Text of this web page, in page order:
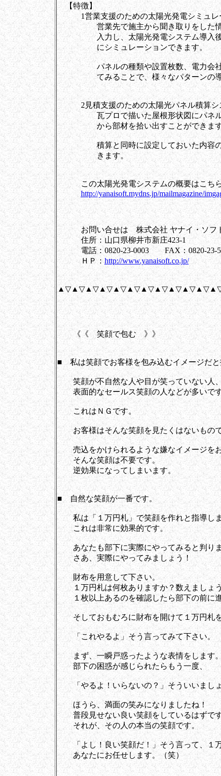
【特徴】
1営業支援のための太陽光発電シミュレ
営業先で施主から聞き取りをした情報
入力し、太陽光発電システム導入後の
にシミュレーションできます。
パネルの種類や設置枚数、電力会社と
てみることで、様々なパターンの導入
2見積支援のための太陽光パネル積算シ
瓦プロで描いた屋根形状図にパネルを
から部材を拾い出すことができま
積算と同時に設定しておいた内容の見
きます。
この太陽光発電システムの概要はこちら
http://yanaisoft.mydns.jp/mailmagazine/
お問い合せは 株式会社 ヤナイ・ソフ
住所：山口県柳井市新庄423-1
電話：0820-23-0003 FAX：0820-23-
ＨＰ：http://www.yanaisoft.co.jp/
《《 笑顔で包む 》》
■ 私は笑顔でお客様を包み込むイメージだと
笑顔が不自然な人や目が笑っていない人
表面的なセールス笑顔の人などが多いで
これはＮＧです。
お客様はそんな笑顔を見たくはないもの
売込をかけられるような嫌なイメージを
そんな笑顔は不要です。
逆効果になってしまいます。
■ 自然な笑顔が一番です。
私は「１万円札」で笑顔を作れと指導し
これは非常に効果的です。
あなたも部下に実際にやってみると判り
さあ、実際にやってみましょう！
財布を用意して下さい。
１万円札は何枚ありますか？数えましょ
１枚以上あるのを確認したら部下の前に
そしておもむろに財布を開けて１万円札
「これやるよ」そう言ってみて下さい。
まず、一瞬戸惑ったような表情をします
部下の困惑が感じられたらもう一度、
「やるよ！いらないの？」そういいまし
ほうら、満面の笑みになりましたね！
普段見せない良い笑顔をしているはずで
それが、その人の本当の笑顔です。
「よし！良い笑顔だ！」そう言って、１万
あなたにお任せします。（笑）